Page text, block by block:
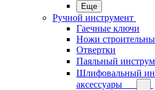
Еще
Ручной инструмент
Гаечные ключи
Ножи
Отвертки
Паяльный
Шлифовальный
аксессуары